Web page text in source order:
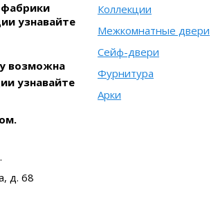
узнавайте
возможна
узнавайте
д. 68
Коллекции
Межкомнатные двери
Сейф-двери
Фурнитура
Арки